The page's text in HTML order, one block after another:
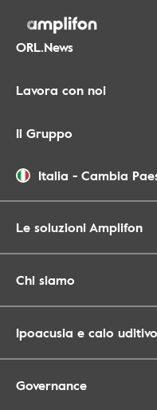
ORL.News
Lavora con noi
Il Gruppo
Italia - Cambia
Le soluzioni Amplifon
Chi siamo
Ipoacusia e calo uditivo
Governance